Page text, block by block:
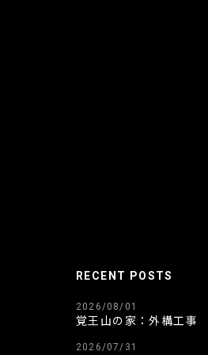
RECENT POSTS
2026/08/01
覚王山の家：外構工事
2026/07/31